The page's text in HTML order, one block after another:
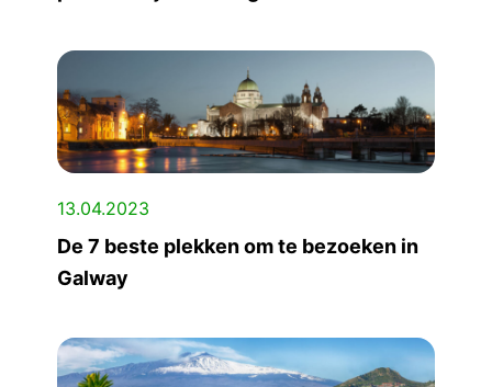
13.04.2023
De 7 beste plekken om te bezoeken in
Galway